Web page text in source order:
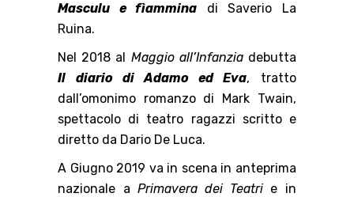
Masculu e fìammina di Saverio La
Ruina.
Nel 2018 al Maggio all’Infanziadebutta
Il diario di Adamo ed Eva, tratto
dall’omonimo romanzo di Mark Twain,
spettacolo di teatro ragazzi scritto e
diretto da Dario De Luca.
A Giugno 2019 va in scena in anteprima
nazionale a Primavera dei Teatri e in